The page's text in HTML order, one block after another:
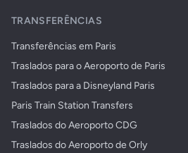
TRANSFERÊNCIAS
Transferências em Paris
Traslados para o Aeroporto de Paris
Traslados para a Disneyland Paris
Paris Train Station Transfers
Traslados do Aeroporto CDG
Traslados do Aeroporto de Orly